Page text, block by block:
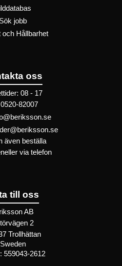
Sök jobb
och Hållbarhet
oss
08 - 17
0520-82007
även beställa
eller via telefon
till oss
AB
2
Trollhättan
Sweden
559043-2612